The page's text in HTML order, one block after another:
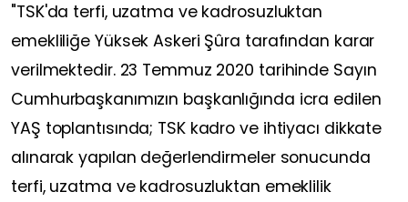
"TSK'da terfi, uzatma ve kadrosuzluktan
emekliliğe Yüksek Askeri Şûra tarafından karar
verilmektedir. 23 Temmuz 2020 tarihinde Sayın
Cumhurbaşkanımızın başkanlığında icra edilen
YAŞ toplantısında; TSK kadro ve ihtiyacı dikkate
alınarak yapılan değerlendirmeler sonucunda
terfi, uzatma ve kadrosuzluktan emeklilik